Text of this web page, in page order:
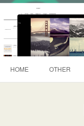
HOME OTHER